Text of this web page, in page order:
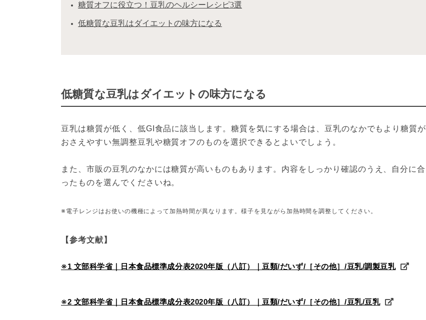
糖質オフに役立つ！豆乳のヘルシーレシピ3選
低糖質な豆乳はダイエットの味方になる
低糖質な豆乳はダイエットの味方になる
豆乳は糖質が低く、低GI食品に該当します。糖質を気にする場合は、豆乳のなかでもより糖質が
おさえやすい無調整豆乳や糖質オフのものを選択できるとよいでしょう。
また、市販の豆乳のなかには糖質が高いものもあります。内容をしっかり確認のうえ、自分に合
ったものを選んでくださいね。
※電子レンジはお使いの機種によって加熱時間が異なります。様子を見ながら加熱時間を調整してください。
【参考文献】
※1 文部科学省｜日本食品標準成分表2020年版（八訂）｜豆類/だいず/［その他］/豆乳/調製豆乳
※2 文部科学省｜日本食品標準成分表2020年版（八訂）｜豆類/だいず/［その他］/豆乳/豆乳